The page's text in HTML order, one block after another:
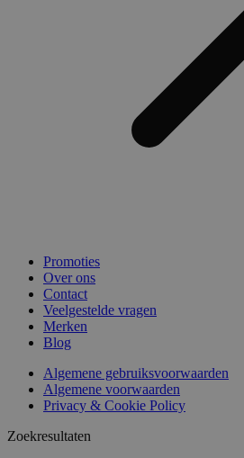
Promoties
Over ons
Contact
Veelgestelde vragen
Merken
Blog
Algemene gebruiksvoorwaarden
Algemene voorwaarden
Privacy & Cookie Policy
Zoekresultaten